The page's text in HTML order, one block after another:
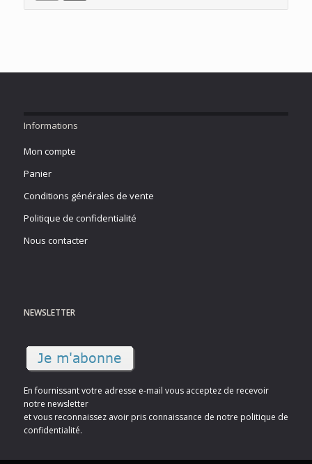
Informations
Mon compte
Panier
Conditions générales de vente
Politique de confidentialité
Nous contacter
NEWSLETTER
En fournissant votre adresse e-mail vous acceptez de recevoir
notre newsletter
et vous reconnaissez avoir pris connaissance de notre politique de
confidentialité.